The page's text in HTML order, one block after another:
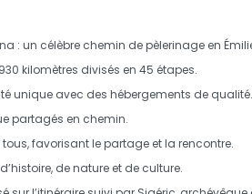
: un célèbre chemin depèlerinage en
930 kilomètres divisés en 45 étapes.
unique avec des hébergements de qualité.
partagés en chemin.
favorisant lepartage et la rencontre.
histoire, denature et de culture.